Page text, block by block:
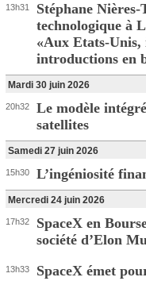
13h31
Stéphane
technologique à
«Aux Etats-
introductions en
Mardi 30 juin 2026
20h32
Le modèle
satellites
Samedi 27 juin 2026
15h30 L’ingéniosité
Mercredi 24 juin 2026
17h32
SpaceX en
société d’Elon
13h33 SpaceX émet